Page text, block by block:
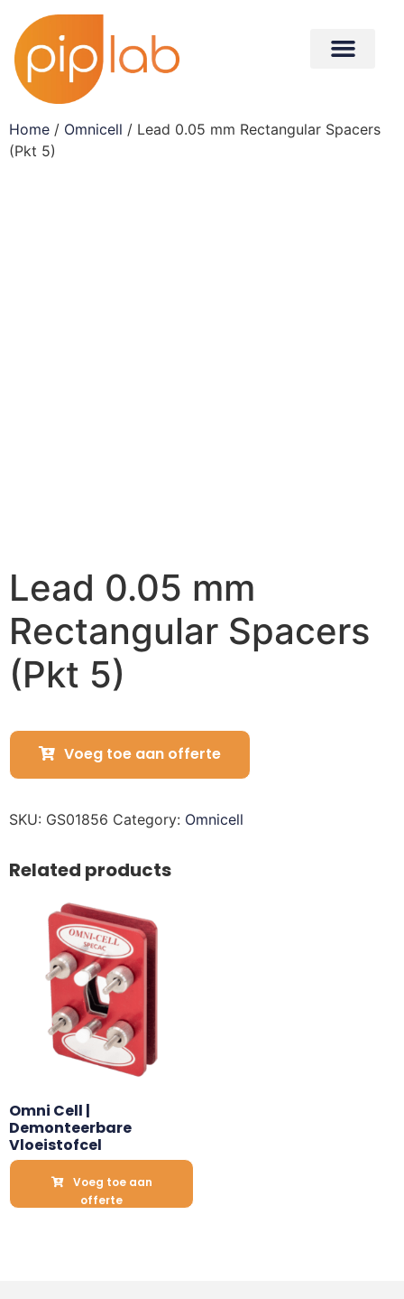
Home / Omnicell / Lead 0.05 mm Rectangular Spacers
(Pkt 5)
Lead 0.05 mm
Rectangular Spacers
(Pkt 5)
Voeg toe aan offerte
SKU: GS01856 Category: Omnicell
Related products
Omni Cell |
Demonteerbare
Vloeistofcel
Voeg toe aan
offerte